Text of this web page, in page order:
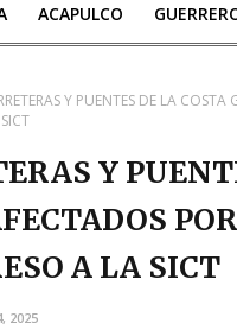
ACAPULCO
Y PUENTES DE LA
Y
A LA SICT
2025